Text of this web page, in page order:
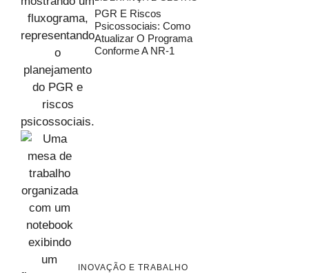
PGR E Riscos
Psicossociais: Como
Atualizar O Programa
Conforme A NR-1
INOVAÇÃO E TRABALHO